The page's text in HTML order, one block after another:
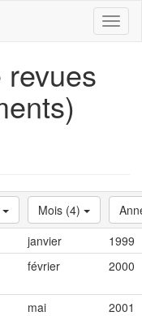
Mois (4)
janvier
1999
février 2000
mai
2001